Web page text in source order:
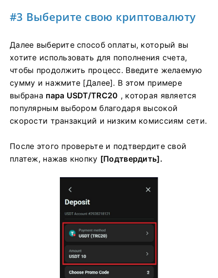
#3 Выберите свою криптовалюту
Далее выберите способ оплаты, который вы
хотите использовать для пополнения счета,
чтобы продолжить процесс. Введите желаемую
сумму и нажмите [Далее]. В этом примере
выбрана пара USDT/TRC20 , которая является
популярным выбором благодаря высокой
скорости транзакций и низким комиссиям сети.
После этого проверьте и подтвердите свой
платеж, нажав кнопку [Подтвердить].